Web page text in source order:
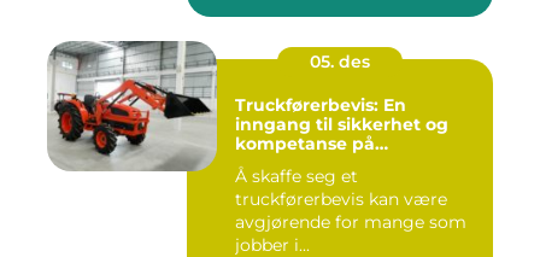
05. des
Truckførerbevis: En
inngang til sikkerhet og
kompetanse på
arbeidsplassen
Å skaffe seg et
truckførerbevis kan være
avgjørende for mange som
jobber i...